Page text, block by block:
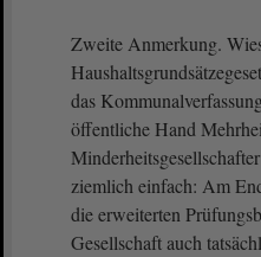
Zweite Anmerkung.
das
öffentliche Hand
ziemlich einfach: Am
die erweiterten
Gesellschaft auch